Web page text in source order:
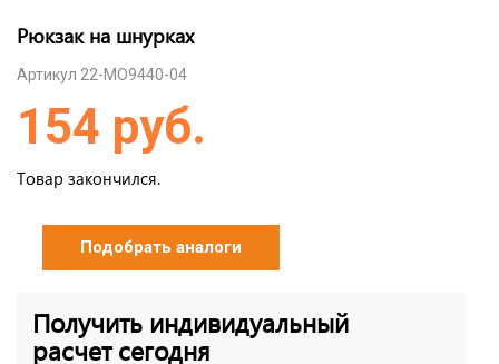
Рюкзак на шнурках
Артикул 22-MO9440-04
154 руб.
Товар закончился.
Подобрать аналоги
Получить индивидуальный
расчет сегодня